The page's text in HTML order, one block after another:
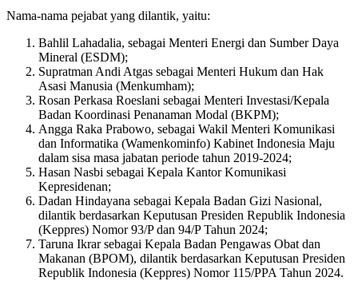
Nama-nama pejabat yang dilantik, yaitu:
Bahlil Lahadalia, sebagai Menteri Energi dan Sumber Daya
Mineral (ESDM);
Supratman Andi Atgas sebagai Menteri Hukum dan Hak
Asasi Manusia (Menkumham);
Rosan Perkasa Roeslani sebagai Menteri Investasi/Kepala
Badan Koordinasi Penanaman Modal (BKPM);
Angga Raka Prabowo, sebagai Wakil Menteri Komunikasi
dan Informatika (Wamenkominfo) Kabinet Indonesia Maju
dalam sisa masa jabatan periode tahun 2019-2024;
Hasan Nasbi sebagai Kepala Kantor Komunikasi
Kepresidenan;
Dadan Hindayana sebagai Kepala Badan Gizi Nasional,
dilantik berdasarkan Keputusan Presiden Republik Indonesia
(Keppres) Nomor 93/P dan 94/P Tahun 2024;
Taruna Ikrar sebagai Kepala Badan Pengawas Obat dan
Makanan (BPOM), dilantik berdasarkan Keputusan Presiden
Republik Indonesia (Keppres) Nomor 115/PPA Tahun 2024.